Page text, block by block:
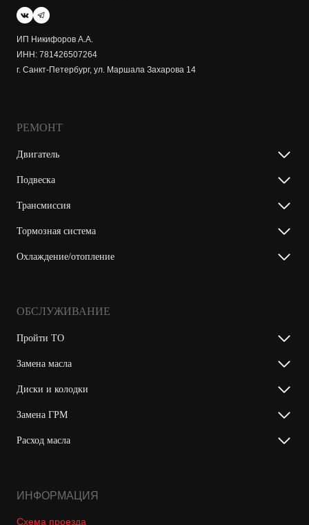
ИП Никифоров А.А.
ИНН: 781426507264
г. Санкт-Петербург, ул. Маршала Захарова 14
РЕМОНТ
Двигатель
Подвеска
Трансмиссия
Тормозная система
Охлаждение/отопление
ОБСЛУЖИВАНИЕ
Пройти ТО
Замена масла
Диски и колодки
Замена ГРМ
Расход масла
ИНФОРМАЦИЯ
Схема проезда